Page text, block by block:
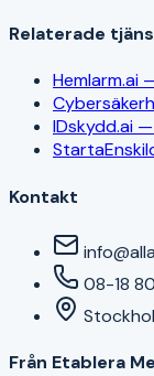
Relaterade
Hemlarm.ai
IDskydd.ai
Kontakt
08-18
Från Etablera